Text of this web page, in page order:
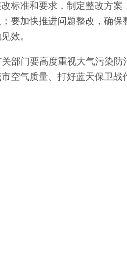
标准和要求，制定整改方
要加快推进问题整改，确
效。
部门要高度重视大气污染防
空气质量、打好蓝天保卫战